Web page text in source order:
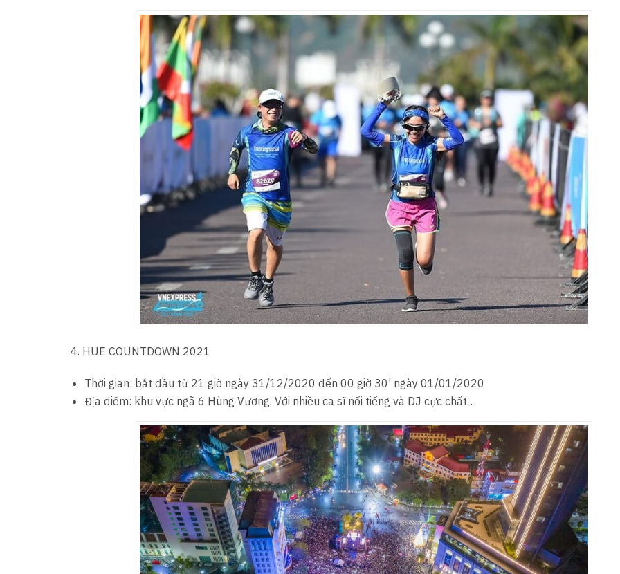
4. HUE COUNTDOWN 2021
Thời gian: bắt đầu từ 21 giờ ngày 31/12/2020 đến 00 giờ 30’ ngày 01/01/2020
Địa điểm: khu vực ngã 6 Hùng Vương. Với nhiều ca sĩ nổi tiếng và DJ cực chất…